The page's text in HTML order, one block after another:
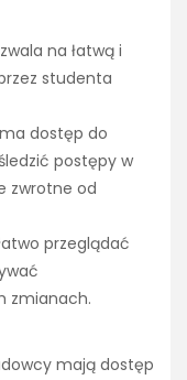
na łatwą i
studenta
dostęp do
postępy w
zwrotne od
przeglądać
zmianach.
mają dostęp